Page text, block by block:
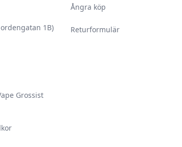
1B)
Grossist
Ångra köp
Returformulär